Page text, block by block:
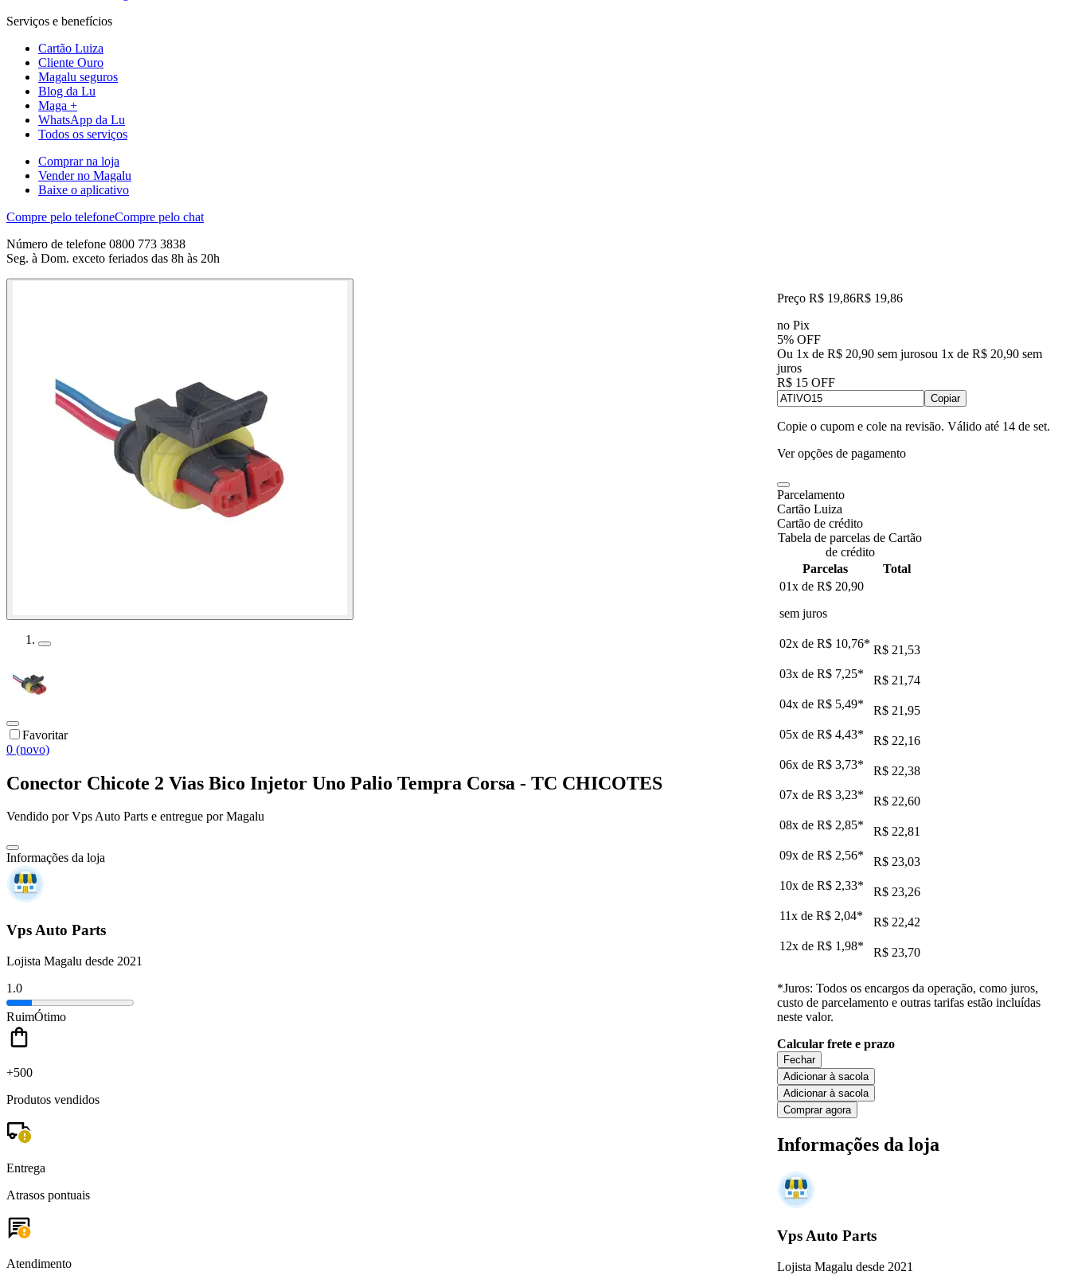
Serviços e benefícios
Cartão Luiza
Cliente Ouro
Magalu seguros
Blog da Lu
Maga +
WhatsApp da Lu
Todos os serviços
Comprar na loja
Vender no Magalu
Baixe o aplicativo
Compre pelo telefoneCompre pelo chat
Número de telefone 0800 773 3838
Seg. à Dom. exceto feriados das 8h às 20h
Favoritar
0 (novo)
Conector Chicote 2 Vias Bico Injetor Uno Palio Tempra Corsa - TC CHICOTES
Vendido porVps Auto Parts e entregue por Magalu
Informações da loja
Vps Auto Parts
Lojista Magalu desde 2021
1.0
RuimÓtimo
+500
Produtos vendidos
Entrega
Atrasos pontuais
Atendimento
Preço R$ 19,86R$ 19,86
no Pix
5% OFF
Ou 1x de R$ 20,90 sem jurosou 1x de R$ 20,90 sem
juros
R$ 15 OFF
Copiar
Copie o cupom e cole na revisão. Válido até 14 de set.
Ver opções de pagamento
Parcelamento
Cartão Luiza
Cartão de crédito
Tabela de parcelas de Cartão
de crédito
Parcelas
Total
01x de R$ 20,90
sem juros
02x de R$ 10,76* R$ 21,53
03x de R$ 7,25*
R$ 21,74
04x de R$ 5,49*
R$ 21,95
05x de R$ 4,43*
R$ 22,16
06x de R$ 3,73*
R$ 22,38
07x de R$ 3,23*
R$ 22,60
08x de R$ 2,85*
R$ 22,81
09x de R$ 2,56*
R$ 23,03
10x de R$ 2,33*
R$ 23,26
11x de R$ 2,04*
R$ 22,42
12x de R$ 1,98* R$ 23,70
*Juros: Todos os encargos da operação, como juros,
custo de parcelamento e outras tarifas estão incluídas
neste valor.
Calcular frete e prazo
Fechar
Adicionar à sacola
Adicionar à sacola
Comprar agora
Informações da loja
Vps Auto Parts
Lojista Magalu desde 2021